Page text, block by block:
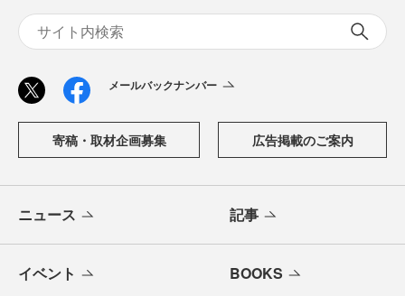
メールバックナンバー
寄稿・取材企画募集 広告掲載のご案内
ニュース 記事
イベント BOOKS